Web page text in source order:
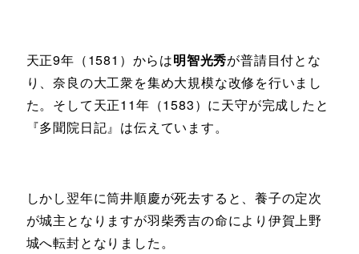
天正9年（1581）からは明智光秀が普請目付とな
り、奈良の大工衆を集め大規模な改修を行いまし
た。そして天正11年（1583）に天守が完成したと
『多聞院日記』は伝えています。
しかし翌年に筒井順慶が死去すると、養子の定次
が城主となりますが羽柴秀吉の命により伊賀上野
城へ転封となりました。